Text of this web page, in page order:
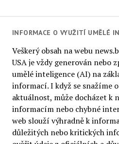
INFORMACE O VYUŽITÍ UMĚLÉ
Veškerý obsah na webu
USA je vždy generován nebo
umělé inteligence (AI) na
informací. I když se snažíme
aktuálnost, může docházet k
informacím nebo chybné
web slouží výhradně k
důležitých nebo kritických